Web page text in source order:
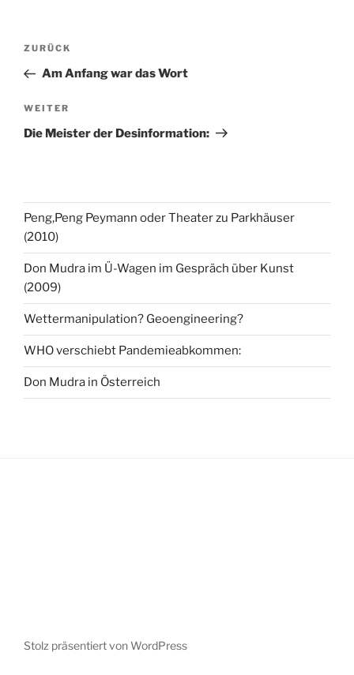
Beitragsnavigation
Vorheriger
Beitrag
ZURÜCK
Am Anfang war das Wort
Nächster
Beitrag
WEITER
Die Meister der Desinformation:
Peng,Peng Peymann oder Theater zu Parkhäuser
(2010)
Don Mudra im Ü-Wagen im Gespräch über Kunst
(2009)
Wettermanipulation? Geoengineering?
WHO verschiebt Pandemieabkommen:
Don Mudra in Österreich
Stolz präsentiert von WordPress